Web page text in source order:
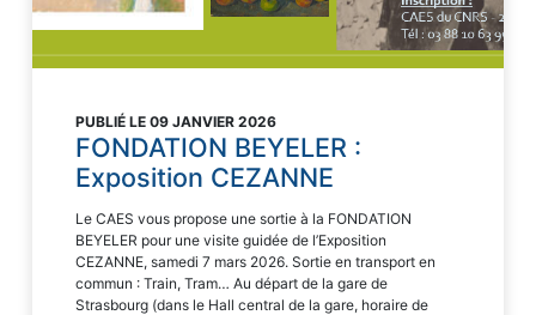
PUBLIÉ LE 09 JANVIER 2026
FONDATION BEYELER :
Exposition CEZANNE
Le CAES vous propose une sortie à la FONDATION
BEYELER pour une visite guidée de l’Exposition
CEZANNE, samedi 7 mars 2026. Sortie en transport en
commun : Train, Tram… Au départ de la gare de
Strasbourg (dans le Hall central de la gare, horaire de